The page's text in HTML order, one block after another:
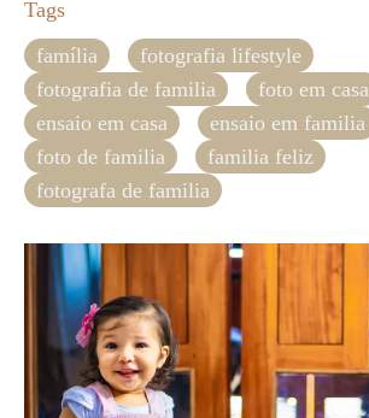
Tags
família
fotografia lifestyle
fotografia de familia
foto em casa
ensaio em casa
ensaio em familia
foto de familia
familia feliz
fotografa de familia